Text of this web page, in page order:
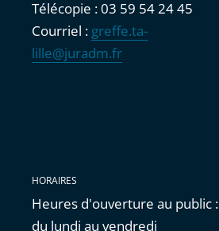
Télécopie : 03 59 54 24 45
Courriel : greffe.ta-
lille@juradm.fr
HORAIRES
Heures d'ouverture au public :
du lundi au vendredi